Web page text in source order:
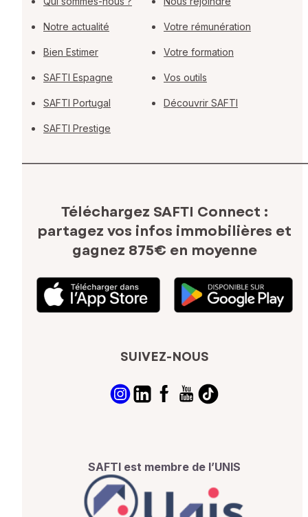
Notre actualité
Bien Estimer
SAFTI Espagne
SAFTI Portugal
SAFTI Prestige
Votre rémunération
Votre formation
Vos outils
Découvrir SAFTI
Téléchargez SAFTI Connect :
partagez vos infos immobilières et
gagnez 875€ en moyenne
SUIVEZ-NOUS
SAFTI est membre de l’UNIS